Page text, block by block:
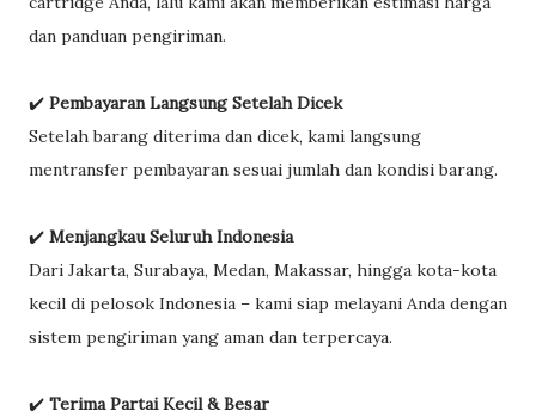
dan panduan pengiriman.
✔️ Pembayaran Langsung Setelah Dicek
Setelah barang diterima dan dicek, kami langsung
mentransfer pembayaran sesuai jumlah dan kondisi barang.
✔️ Menjangkau Seluruh Indonesia
Dari Jakarta, Surabaya, Medan, Makassar, hingga kota-kota
kecil di pelosok Indonesia – kami siap melayani Anda dengan
sistem pengiriman yang aman dan terpercaya.
✔️ Terima Partai Kecil & Besar